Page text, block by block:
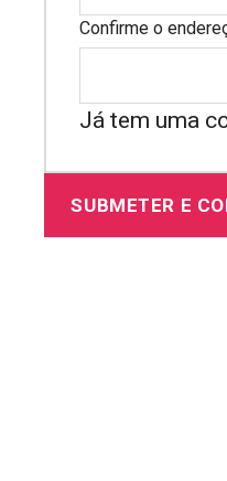
Confirme o
Já tem uma